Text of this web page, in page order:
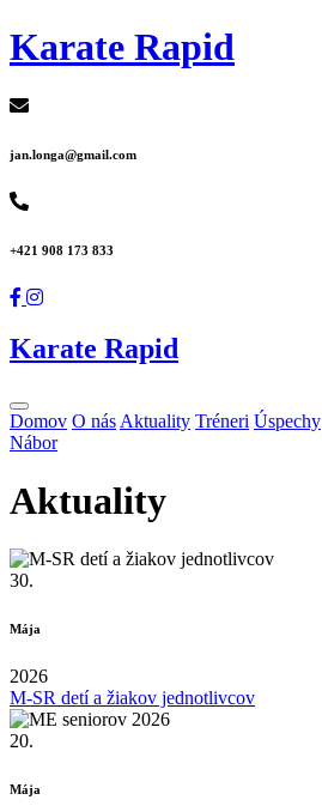
Karate Rapid
jan.longa@gmail.com
+421 908 173 833
Karate Rapid
Domov O nás Aktuality Tréneri Úspechy
Nábor
Aktuality
30.
Mája
2026
M-SR detí a žiakov jednotlivcov
20.
Mája